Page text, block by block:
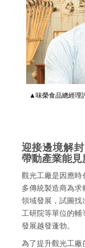
▲味榮食品總經理
迎接邊境解
帶動產業能見
觀光工廠是因應時
多傳統製造商為
領域發展，試圖找
工研院等單位的
發展越發蓬勃。
為了提升觀光工